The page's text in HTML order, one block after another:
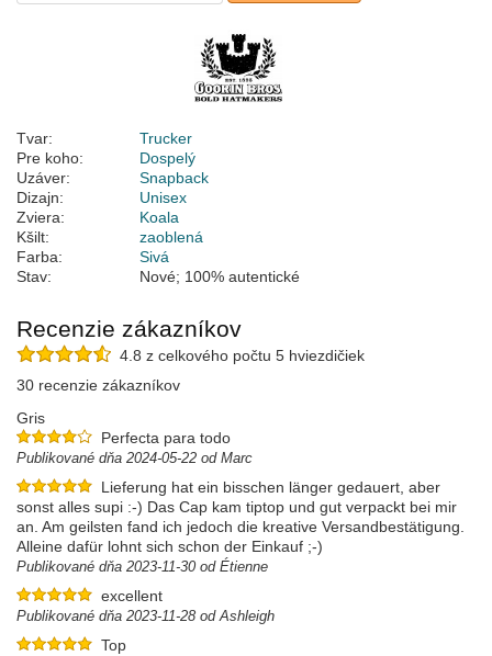
Tvar:
Trucker
Pre koho:
Dospelý
Uzáver:
Snapback
Dizajn:
Unisex
Zviera:
Koala
Kšilt:
zaoblená
Farba:
Sivá
Stav:
Nové; 100% autentické
Recenzie zákazníkov
4.8 z celkového počtu 5 hviezdičiek
30 recenzie zákazníkov
Gris
Perfecta para todo
Publikované dňa 2024-05-22 od Marc
Lieferung hat ein bisschen länger gedauert, aber
sonst alles supi :-) Das Cap kam tiptop und gut verpackt bei mir
an. Am geilsten fand ich jedoch die kreative Versandbestätigung.
Alleine dafür lohnt sich schon der Einkauf ;-)
Publikované dňa 2023-11-30 od Étienne
excellent
Publikované dňa 2023-11-28 od Ashleigh
Top